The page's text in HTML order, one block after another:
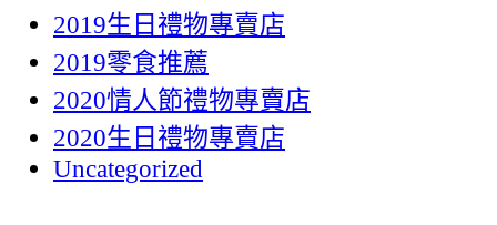
2019生日禮物專賣店
2019零食推薦
2020情人節禮物專賣店
2020生日禮物專賣店
Uncategorized